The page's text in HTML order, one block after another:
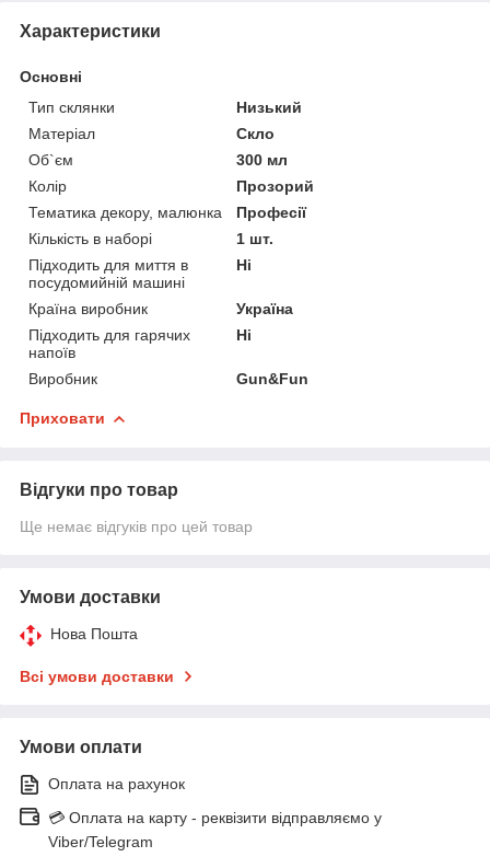
Характеристики
Основні
Тип склянки
Низький
Матеріал
Скло
Об`єм
300 мл
Колір
Прозорий
Тематика декору, малюнка
Професії
Кількість в наборі
1 шт.
Підходить для миття в
посудомийній машині
Ні
Країна виробник
Україна
Підходить для гарячих
напоїв
Ні
Виробник Gun&Fun
Приховати
Відгуки про товар
Ще немає відгуків про цей товар
Умови доставки
Нова Пошта
Всі умови доставки
Умови оплати
Оплата на рахунок
💳 Оплата на карту - реквізити відправляємо у
Viber/Telegram